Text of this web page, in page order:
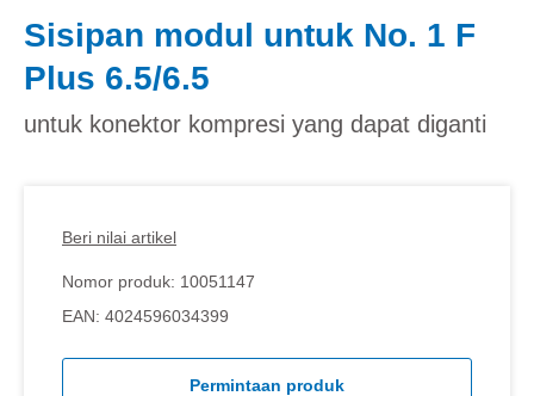
Sisipan modul untuk No. 1 F
Plus 6.5/6.5
untuk konektor kompresi yang dapat diganti
Beri nilai artikel
Nomor produk: 10051147
EAN: 4024596034399
Permintaan produk